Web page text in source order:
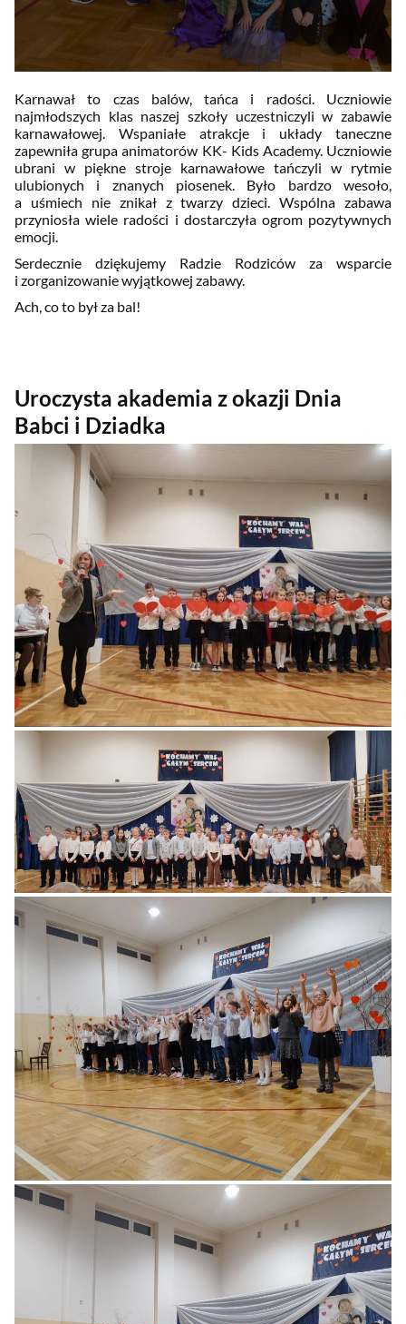
Karnawał to czas balów, tańca i radości. Uczniowie
najmłodszych klas naszej szkoły uczestniczyli w zabawie
karnawałowej. Wspaniałe atrakcje i układy taneczne
zapewniła grupa animatorów KK- Kids Academy. Uczniowie
ubrani w piękne stroje karnawałowe tańczyli w rytmie
ulubionych i znanych piosenek. Było bardzo wesoło,
a uśmiech nie znikał z twarzy dzieci. Wspólna zabawa
przyniosła wiele radości i dostarczyła ogrom pozytywnych
emocji.
Serdecznie dziękujemy Radzie Rodziców za wsparcie
i zorganizowanie wyjątkowej zabawy.
Ach, co to był za bal!
Uroczysta akademia z okazji Dnia
Babci i Dziadka